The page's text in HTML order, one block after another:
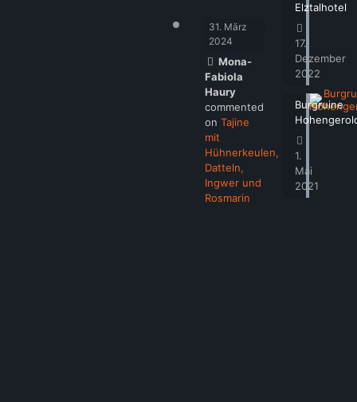
31. März
2024
Mona-
Fabiola
Haury
commented
on Tajine
mit
Hühnerkeulen,
Datteln,
Ingwer und
Rosmarin
Elztalhotel
17.
Dezember
2022
Burgruine
1.
Mai
2021